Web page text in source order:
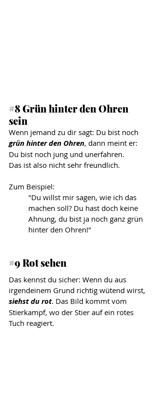
#8 Grün hinter den Ohren
sein
Wenn jemand zu dir sagt: Du bist noch
grün hinter den Ohren, dann meint er:
Du bist noch jung und unerfahren.
Das ist also nicht sehr freundlich.
Zum Beispiel:
"Du willst mir sagen, wie ich das
machen soll? Du hast doch keine
Ahnung, du bist ja noch ganz grün
hinter den Ohren!"
#9 Rot sehen
Das kennst du sicher: Wenn du aus
irgendeinem Grund richtig wütend wirst,
siehst du rot. Das Bild kommt vom
Stierkampf, wo der Stier auf ein rotes
Tuch reagiert.